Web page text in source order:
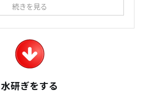
続きを見る
水研ぎをする